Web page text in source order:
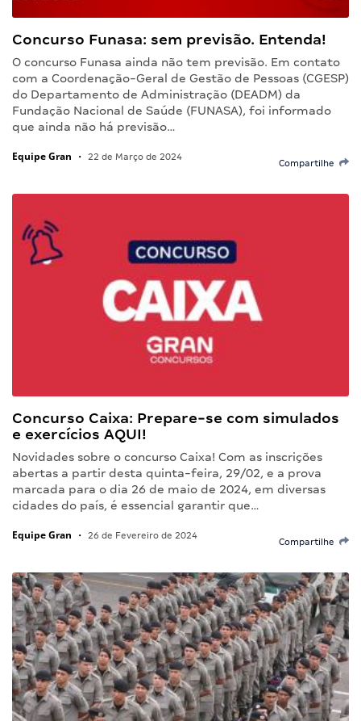
Concurso Funasa: sem previsão. Entenda!
O concurso Funasa ainda não tem previsão. Em contato
com a Coordenação-Geral de Gestão de Pessoas (CGESP)
do Departamento de Administração (DEADM) da
Fundação Nacional de Saúde (FUNASA), foi informado
que ainda não há previsão…
Equipe Gran • 22 de Março de 2024
Compartilhe
Concurso Caixa: Prepare-se com simulados
e exercícios AQUI!
Novidades sobre o concurso Caixa! Com as inscrições
abertas a partir desta quinta-feira, 29/02, e a prova
marcada para o dia 26 de maio de 2024, em diversas
cidades do país, é essencial garantir que…
Equipe Gran • 26 de Fevereiro de 2024
Compartilhe